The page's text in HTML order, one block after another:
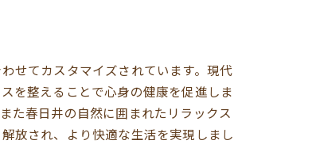
せてカスタマイズされています。現代
を整えることで心身の健康を促進しま
た春日井の自然に囲まれたリラックス
放され、より快適な生活を実現しまし